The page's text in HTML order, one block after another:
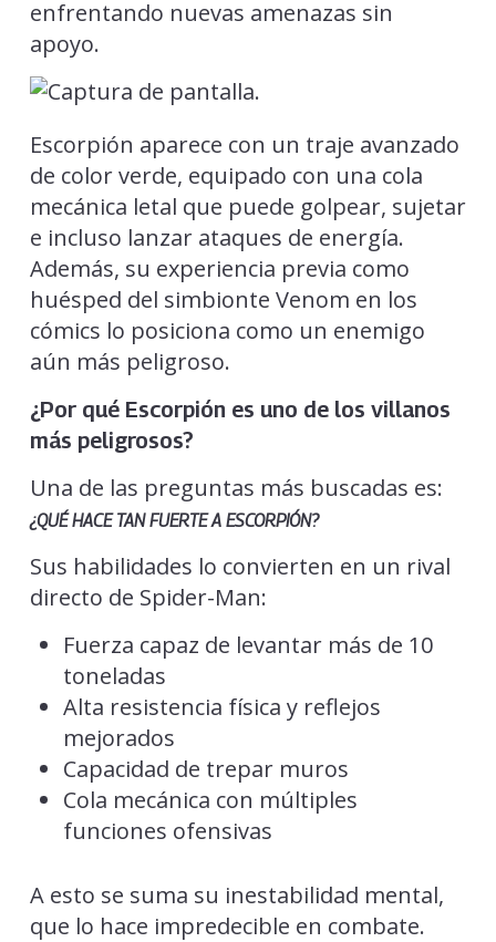
enfrentando nuevas amenazas sin
apoyo.
Escorpión aparece con un traje avanzado
de color verde, equipado con una cola
mecánica letal que puede golpear, sujetar
e incluso lanzar ataques de energía.
Además, su experiencia previa como
huésped del simbionte Venom en los
cómics lo posiciona como un enemigo
aún más peligroso.
¿Por qué Escorpión es uno de los villanos
más peligrosos?
Una de las preguntas más buscadas es:
¿QUÉ HACE TAN FUERTE A ESCORPIÓN?
Sus habilidades lo convierten en un rival
directo de Spider-Man:
Fuerza capaz de levantar más de 10
toneladas
Alta resistencia física y reflejos
mejorados
Capacidad de trepar muros
Cola mecánica con múltiples
funciones ofensivas
A esto se suma su inestabilidad mental,
que lo hace impredecible en combate.